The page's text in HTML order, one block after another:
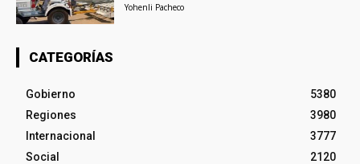
Yohenli Pacheco
CATEGORÍAS
Gobierno
5380
Regiones
3980
Internacional
3777
Social
2120